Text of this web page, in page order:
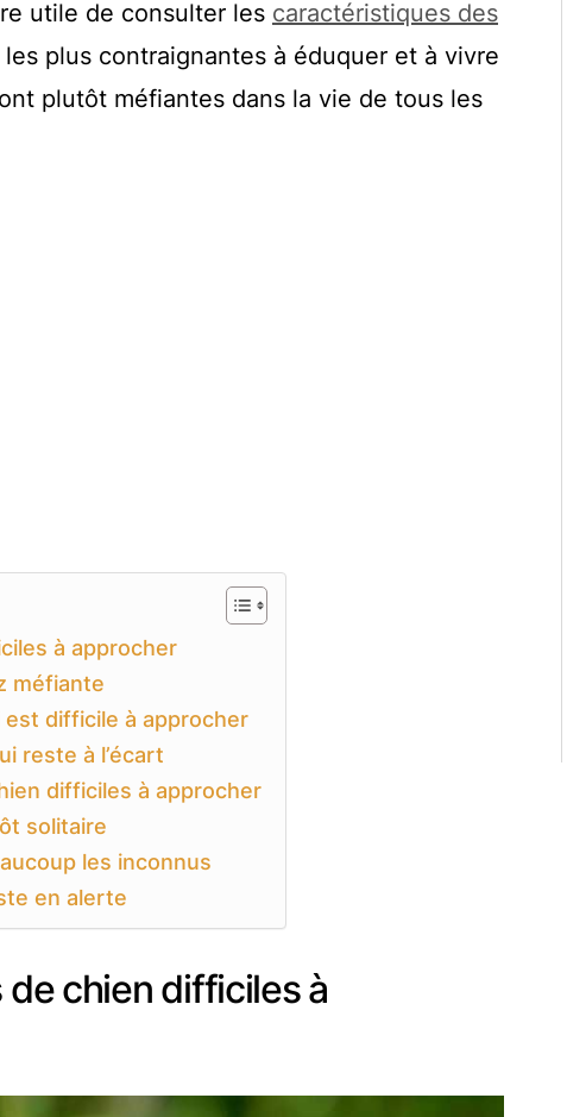
utile de consulter les caractéristiques des
plus contraignantes à éduquer et à vivre
plutôt méfiantes dans la vie de tous les
à approcher
méfiante
est difficile à approcher
reste à l’écart
difficiles à approcher
solitaire
les inconnus
en alerte
de chien difficiles à